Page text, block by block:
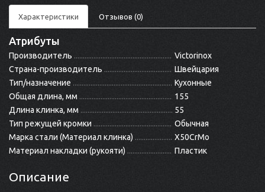
Характеристики Отзывов (0)
Атрибуты
Производитель
Victorinox
Страна-производитель
Швейцария
Тип/назначение
Кухонные
Общая длина, мм
155
Длина клинка, мм
55
Тип режущей кромки
Обычная
Марка стали (Материал клинка)
X50CrMo
Материал накладки (рукояти)
Пластик
Описание